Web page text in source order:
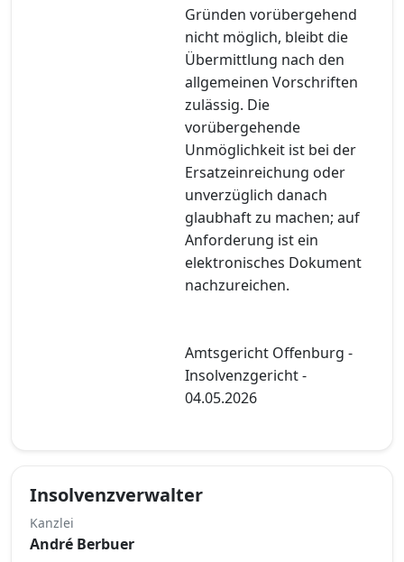
Gründen vorübergehend
nicht möglich, bleibt die
Übermittlung nach den
allgemeinen Vorschriften
zulässig. Die
vorübergehende
Unmöglichkeit ist bei der
Ersatzeinreichung oder
unverzüglich danach
glaubhaft zu machen; auf
Anforderung ist ein
elektronisches Dokument
nachzureichen.
Amtsgericht Offenburg -
Insolvenzgericht -
04.05.2026
Insolvenzverwalter
Kanzlei
André Berbuer